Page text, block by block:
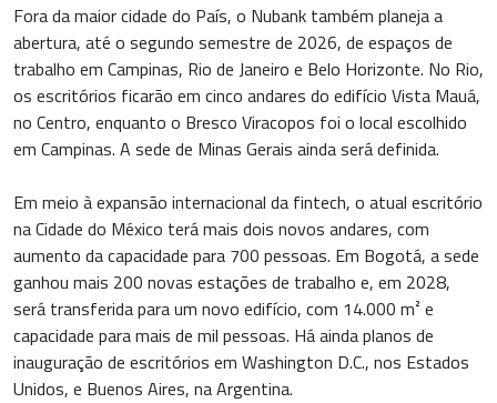
Fora da maior cidade do País, o Nubank também planeja a
abertura, até o segundo semestre de 2026, de espaços de
trabalho em Campinas, Rio de Janeiro e Belo Horizonte. No Rio,
os escritórios ficarão em cinco andares do edifício Vista Mauá,
no Centro, enquanto o Bresco Viracopos foi o local escolhido
em Campinas. A sede de Minas Gerais ainda será definida.
Em meio à expansão internacional da fintech, o atual escritório
na Cidade do México terá mais dois novos andares, com
aumento da capacidade para 700 pessoas. Em Bogotá, a sede
ganhou mais 200 novas estações de trabalho e, em 2028,
será transferida para um novo edifício, com 14.000 m² e
capacidade para mais de mil pessoas. Há ainda planos de
inauguração de escritórios em Washington D.C., nos Estados
Unidos, e Buenos Aires, na Argentina.